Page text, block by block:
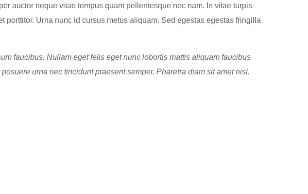
auctor neque vitae tempus quam pellentesque nec nam. In vitae turpis
Urna nunc id cursus metus aliquam. Sed egestas egestas fringilla
faucibus. Nullam eget felis eget nunc lobortis mattis aliquam faucibus
urna nec tincidunt praesent semper. Pharetra diam sit amet nisl.